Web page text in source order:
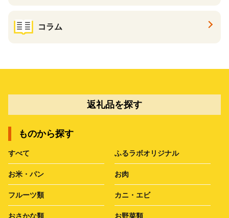
コラム
返礼品を探す
ものから探す
すべて ふるラボオリジナル
お米・パン お肉
フルーツ類 カニ・エビ
おさかな類 お野菜類